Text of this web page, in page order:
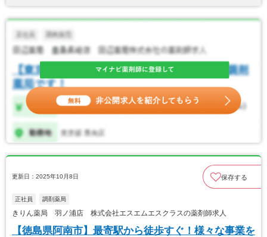
更新日：2025年10月8日 保存する
正社員 調剤薬局
きりん薬局 羽ノ浦店 株式会社エスエムエスクラスの薬剤師求人
【徳島県阿南市】最寄駅から徒歩すぐ！様々な事業を